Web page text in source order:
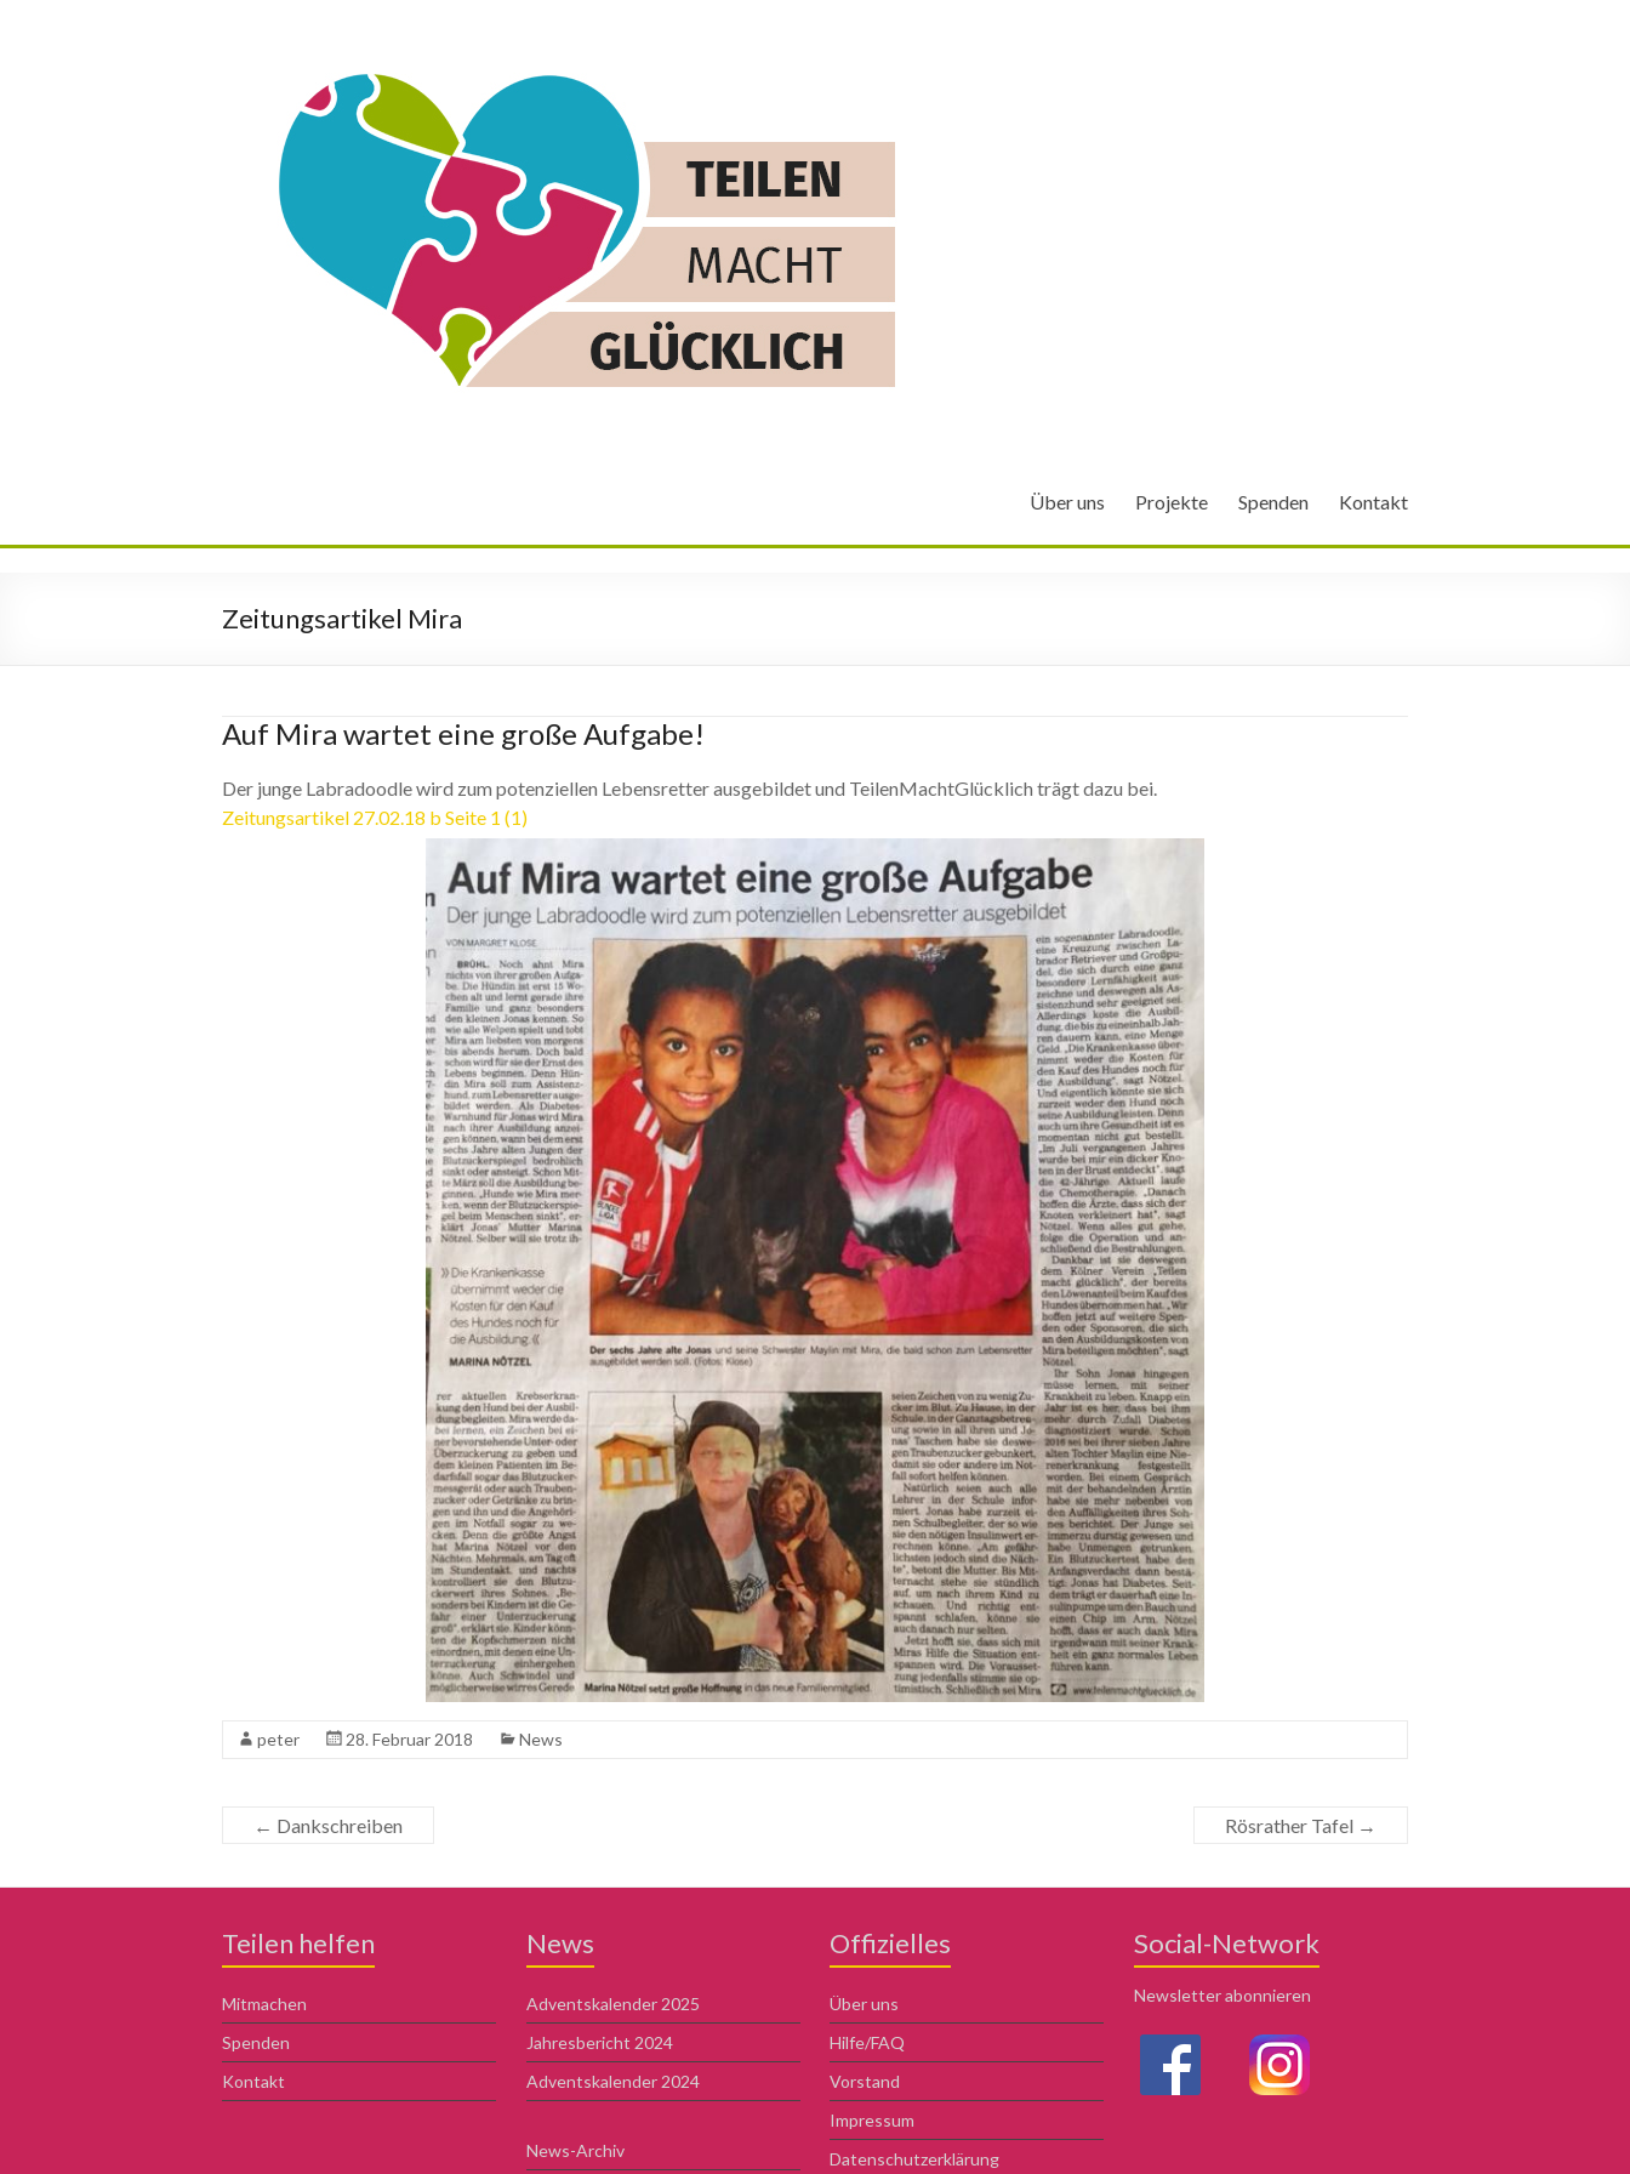
Über uns Projekte Spenden Kontakt
Zeitungsartikel Mira
Auf Mira wartet eine große Aufgabe!
Der junge Labradoodle wird zum potenziellen Lebensretter ausgebildet und TeilenMachtGlücklich trägt dazu bei.
Zeitungsartikel 27.02.18 b Seite 1 (1)
peter 28. Februar 2018 News
← Dankschreiben Rösrather Tafel →
Teilen helfen
Mitmachen
Spenden
Kontakt
News
Adventskalender 2025
Jahresbericht 2024
Adventskalender 2024
News-Archiv
Offizielles
Über uns
Hilfe/FAQ
Vorstand
Impressum
Datenschutzerklärung
Social-Network
Newsletter abonnieren